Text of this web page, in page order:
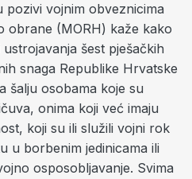
pozivi vojnim obveznicima
obrane (MORH) kaže kako
šest pješačkih
snaga Republike Hrvatske
šalju osobama koje su
onima koji već imaju
koji su ili služili vojni rok
u borbenim jedinicama ili
osposobljavanje. Svima